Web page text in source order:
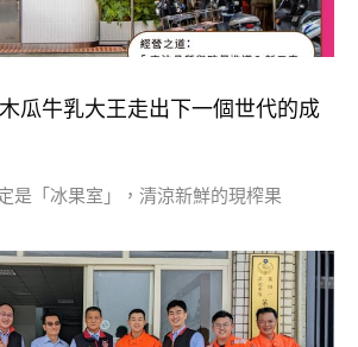
瓜牛乳大王走出下一個世代的成
是「冰果室」，清涼新鮮的現榨果